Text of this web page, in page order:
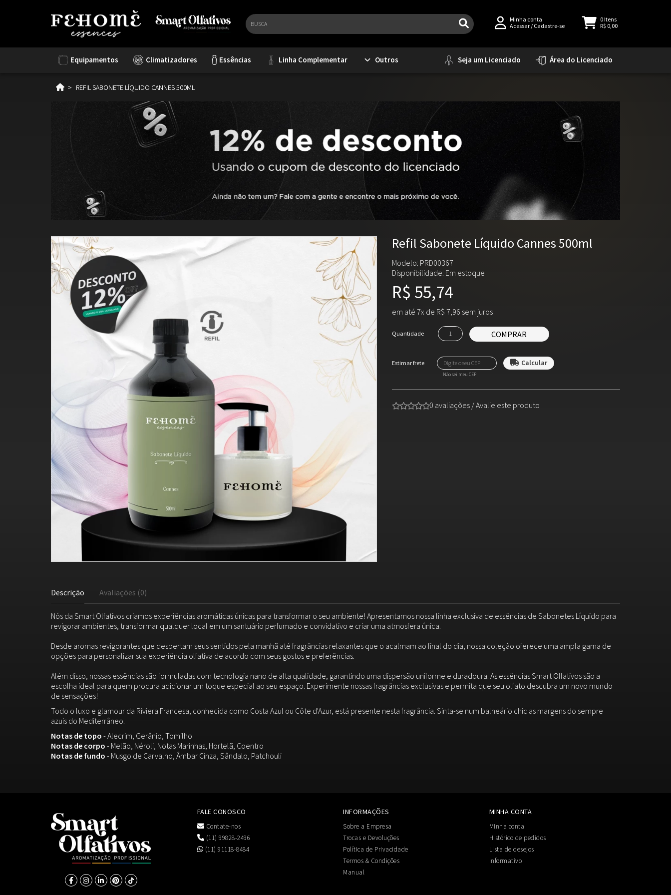
Minha conta
Acessar / Cadastre-se
0Itens
R$ 0,00
Equipamentos Climatizadores Essências Linha Complementar Outros Seja um Licenciado Área do Licenciado
REFIL SABONETE LÍQUIDO CANNES 500ML
Refil Sabonete Líquido Cannes 500ml
Modelo: PRD00367
Disponibilidade: Em estoque
R$ 55,74
em até 7x de R$ 7,96 sem juros
Quantidade COMPRAR
Não sei meu CEP
0 avaliações/Avalie este produto
Descrição Avaliações (0)
Nós da Smart Olfativos criamos experiências aromáticas únicas para transformar o seu ambiente! Apresentamos nossa linha exclusiva de essências de Sabonetes Líquido para
revigorar ambientes, transformar qualquer local em um santuário perfumado e convidativo e criar uma atmosfera única.
Desde aromas revigorantes que despertam seus sentidos pela manhã até fragrâncias relaxantes que o acalmam ao final do dia, nossa coleção oferece uma ampla gama de
opções para personalizar sua experiência olfativa de acordo com seus gostos e preferências.
Além disso, nossas essências são formuladas com tecnologia nano de alta qualidade, garantindo uma dispersão uniforme e duradoura. As essências Smart Olfativos são a
escolha ideal para quem procura adicionar um toque especial ao seu espaço. Experimente nossas fragrâncias exclusivas e permita que seu olfato descubra um novo mundo
de sensações!
Todo o luxo e glamour da Riviera Francesa, conhecida como Costa Azul ou Côte d'Azur, está presente nesta fragrância. Sinta-se num balneário chic as margens do sempre
azuis do Mediterrâneo.
Notas de topo - Alecrim, Gerânio, Tomilho
Notas de corpo - Melão, Néroli, Notas Marinhas, Hortelã, Coentro
Notas de fundo - Musgo de Carvalho, Âmbar Cinza, Sândalo, Patchouli
FALE CONOSCO
Contate-nos
(11) 99828-2496
(11) 91118-8484
INFORMAÇÕES
Sobre a Empresa
Trocas e Devoluções
Política de Privacidade
Termos & Condições
Manual
MINHA CONTA
Minha conta
Histórico de pedidos
Lista de desejos
Informativo